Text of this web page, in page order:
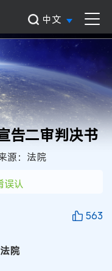
中文
告二审判决书
源：法院
误认
563
院